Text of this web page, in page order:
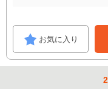
お気に入り